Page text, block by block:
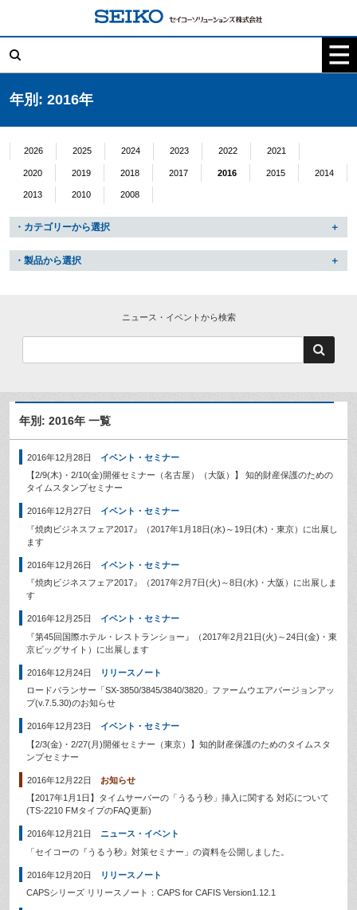
索:
年別: 2016年
2026 2025 2024 2023 2022 2021
2020 2019 2018 2017 2016 2015 2014
2013 2010 2008
・カテゴリーから選択
・製品から選択
ニュース・イベントから検索
年別: 2016年 一覧
2016年12月28日
イベント・セミナー
【2/9(木)・2/10(金)開催セミナー（名古屋）（大阪）】 知的財産保護のための
タイムスタンプセミナー
2016年12月27日
イベント・セミナー
『焼肉ビジネスフェア2017』（2017年1月18日(水)～19日(木)・東京）に出展し
ます
2016年12月26日
イベント・セミナー
『焼肉ビジネスフェア2017』（2017年2月7日(火)～8日(水)・大阪）に出展しま
す
2016年12月25日
イベント・セミナー
『第45回国際ホテル・レストランショー』（2017年2月21日(火)～24日(金)・東
京ビッグサイト）に出展します
2016年12月24日
リリースノート
ロードバランサー「SX-3850/3845/3840/3820」ファームウエアバージョンアッ
プ(v.7.5.30)のお知らせ
2016年12月23日
イベント・セミナー
【2/3(金)・2/27(月)開催セミナー（東京）】知的財産保護のためのタイムスタ
ンプセミナー
2016年12月22日
お知らせ
【2017年1月1日】タイムサーバーの「うるう秒」挿入に関する 対応について
(TS-2210 FMタイプのFAQ更新)
2016年12月21日
ニュース・イベント
「セイコーの『うるう秒』対策セミナー」の資料を公開しました。
2016年12月20日
リリースノート
CAPSシリーズ リリースノート：CAPS for CAFIS Version1.12.1